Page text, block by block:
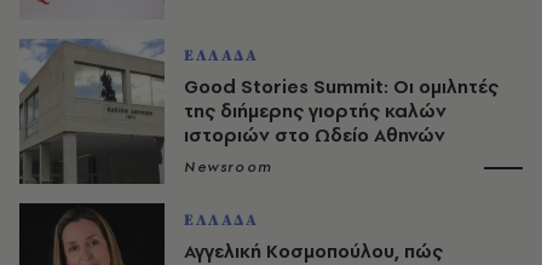
ΕΛΛΑΔΑ
Good Stories Summit: Οι ομιλητές
της διήμερης γιορτής καλών
ιστοριών στο Ωδείο Αθηνών
Newsroom
ΕΛΛΑΔΑ
Αγγελική Κοσμοπούλου, πώς